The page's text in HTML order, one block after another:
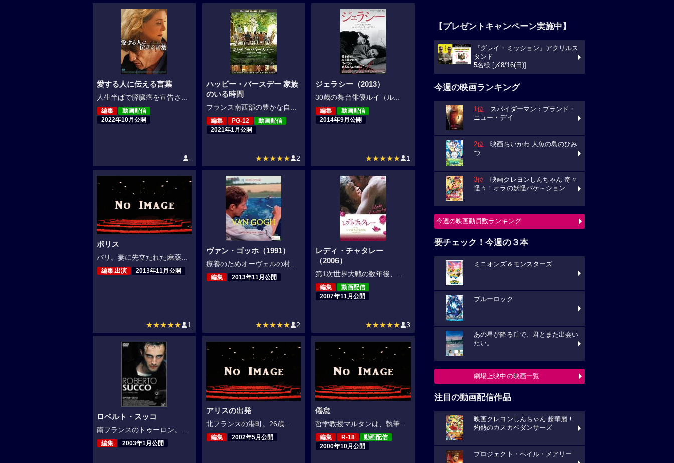
愛する人に伝える言葉
人生半ばで膵臓癌を宣告さ...
編集
動画配信
2022年10月公開
-
ハッピー・バースデー 家族
のいる時間
フランス南西部の豊かな自...
編集 PG-12
動画配信
2021年1月公開
★★★★★ 2
ジェラシー（2013）
30歳の舞台俳優ルイ（ル...
編集
動画配信
2014年9月公開
★★★★★ 1
ポリス
パリ。妻に先立たれた麻薬...
編集,出演 2013年11月公開
★★★★★ 1
ヴァン・ゴッホ（1991）
療養のためオーヴェルの村...
編集 2013年11月公開
★★★★★ 2
レディ・チャタレー
（2006）
第1次世界大戦の数年後、...
編集
動画配信
2007年11月公開
★★★★★ 3
ロベルト・スッコ
南フランスのトゥーロン。...
編集 2003年1月公開
アリスの出発
北フランスの港町。26歳...
編集 2002年5月公開
倦怠
哲学教授マルタンは、執筆...
編集 R-18
動画配信
2000年10月公開
【プレゼントキャンペーン実施中】
『グレイ・ミッション』アクリルス
タンド
5名様 [〆8/16(日)]
今週の映画ランキング
1位 スパイダーマン：ブランド・
ニュー・デイ
2位 映画ちいかわ 人魚の島のひみ
つ
3位 映画クレヨンしんちゃん 奇々
怪々！オラの妖怪バケ～ション
今週の映画動員数ランキング
要チェック！今週の３本
ミニオンズ＆モンスターズ
ブルーロック
あの星が降る丘で、君とまた出会い
たい。
劇場上映中の映画一覧
注目の動画配信作品
映画クレヨンしんちゃん 超華麗！
灼熱のカスカベダンサーズ
プロジェクト・ヘイル・メアリー